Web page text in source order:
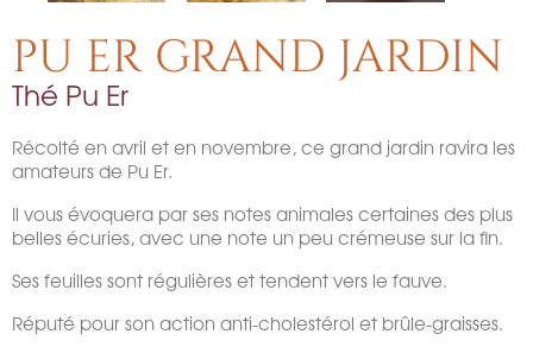
PU ER GRAND JARDIN
Thé Pu Er
Récolté en avril et en novembre, ce grand jardin ravira les
amateurs de Pu Er.
Il vous évoquera par ses notes animales certaines des plus
belles écuries, avec une note un peu crémeuse sur la fin.
Ses feuilles sont régulières et tendent vers le fauve.
Réputé pour son action anti-cholestérol et brûle-graisses.